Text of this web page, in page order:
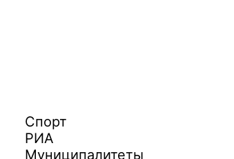
Спорт
РИА
Муниципалитеты